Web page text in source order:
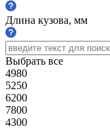
Длина кузова, мм
Выбрать все
4980
5250
6200
7800
4300